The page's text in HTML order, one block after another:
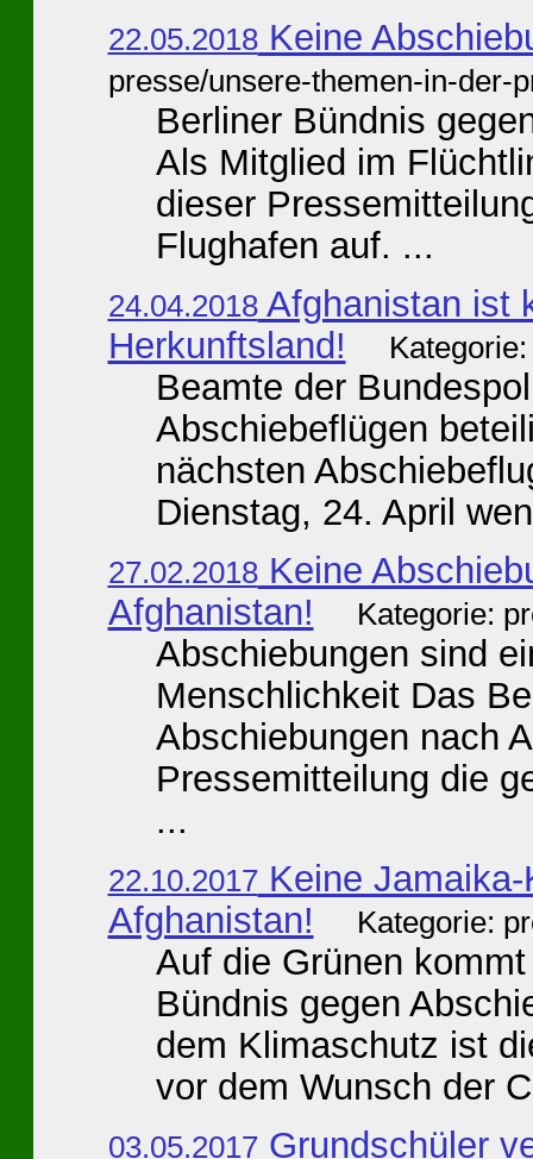
22.05.2018Keine
presse/unsere-themen-in-der-
Berliner Bündnis
Als Mitglied im
dieser
Flughafen auf. ...
24.04.2018Afghanistan ist
Herkunftsland!
Beamte der
Abschiebeflügen
nächsten
Dienstag, 24. April
27.02.2018Keine
Afghanistan!
Kategorie:
Abschiebungen sind
Menschlichkeit Das
Abschiebungen nach
Pressemitteilung die
...
22.10.2017Keine Jamaika-
Afghanistan!
Kategorie:
Auf die Grünen
Bündnis gegen
dem Klimaschutz ist
vor dem Wunsch der
03.05.2017Grundschüler